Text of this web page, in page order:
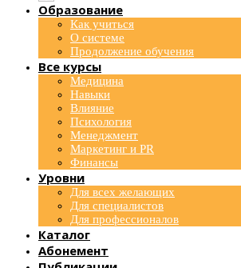
Образование
Как учиться
О системе
Продолжение обучения
Все курсы
Медицина
Навыки
Влияние
Психология
Менеджмент
Маркетинг и PR
Финансы
Уровни
Для всех желающих
Для специалистов
Для профессионалов
Каталог
Абонемент